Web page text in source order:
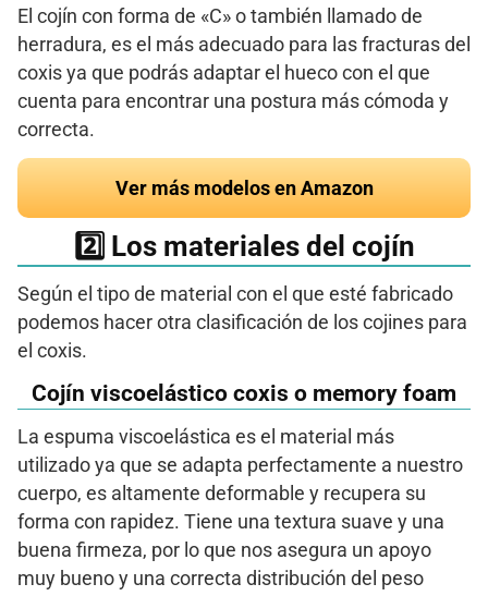
El cojín con forma de «C» o también llamado de
herradura, es el más adecuado para las fracturas del
coxis ya que podrás adaptar el hueco con el que
cuenta para encontrar una postura más cómoda y
correcta.
Ver más modelos en Amazon
2️⃣ Los materiales del cojín
Según el tipo de material con el que esté fabricado
podemos hacer otra clasificación de los cojines para
el coxis.
Cojín viscoelástico coxis o memory foam
La espuma viscoelástica es el material más
utilizado ya que se adapta perfectamente a nuestro
cuerpo, es altamente deformable y recupera su
forma con rapidez. Tiene una textura suave y una
buena firmeza, por lo que nos asegura un apoyo
muy bueno y una correcta distribución del peso